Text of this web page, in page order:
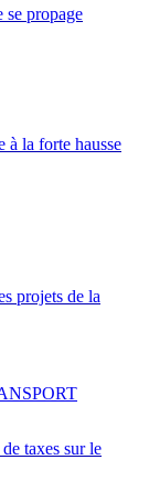
se propage
à la forte hausse
projets de la
taxes sur le